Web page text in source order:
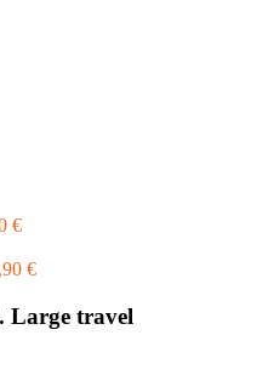
€
€
Large travel